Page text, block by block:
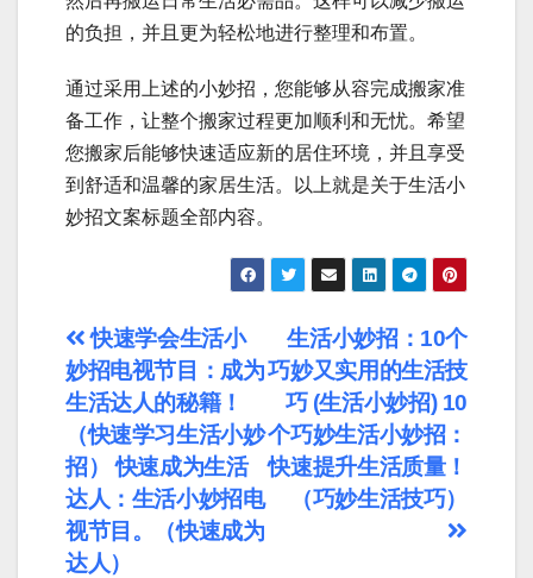
的负担，并且更为轻松地进行整理和布置。
通过采用上述的小妙招，您能够从容完成搬家准
备工作，让整个搬家过程更加顺利和无忧。希望
您搬家后能够快速适应新的居住环境，并且享受
到舒适和温馨的家居生活。以上就是关于生活小
妙招文案标题全部内容。
文
章
导
航
生活小妙招：10个
巧妙又实用的生活技
巧 (生活小妙招) 10
个巧妙生活小妙招：
快速提升生活质量！
（巧妙生活技巧）
快速学会生活小
妙招电视节目：成为
生活达人的秘籍！
（快速学习生活小妙
招） 快速成为生活
达人：生活小妙招电
视节目。（快速成为
达人）